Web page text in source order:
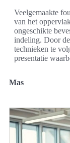
Veelgemaakte
van het
ongeschikte
indeling. Door
technieken te
presentatie
Mas